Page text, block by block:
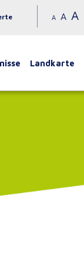
A A A
Landkarte